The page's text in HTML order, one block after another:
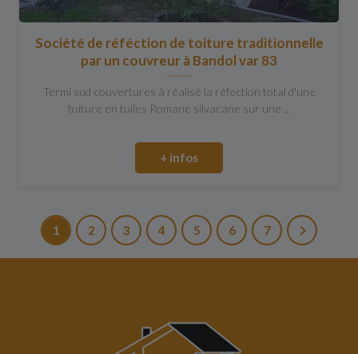
Société de réféction de toiture traditionnelle
par un couvreur à Bandol var 83
Termi sud couvertures à réalisé la réfection total d'une
toiture en tuiles Romane silvacane sur une ...
+ infos
1 2 3 4 5 6 7